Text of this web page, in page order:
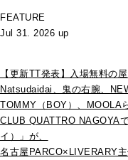
FEATURE
Jul 31. 2026 up
【更新TT発表】入場無料の
Natsudaidai、鬼の右腕、
TOMMY（BOY）、MOOLA
CLUB QUATTRO NAGOYA
イ）」が、
名古屋PARCO×LIVERARY主